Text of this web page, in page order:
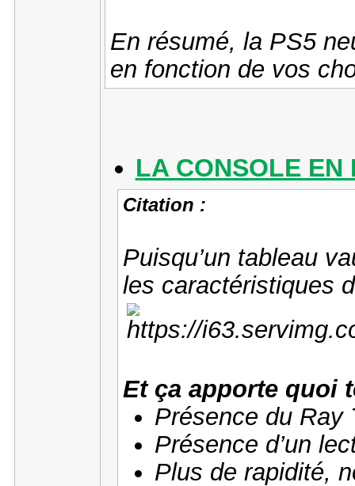
En résumé, la PS5
en fonction de vos
LA CONSOLE EN
Citation :
Puisqu’un tableau
les caractéristiques
Et ça apporte quoi
Présence du Ray
Présence d’un
Plus de rapidité,